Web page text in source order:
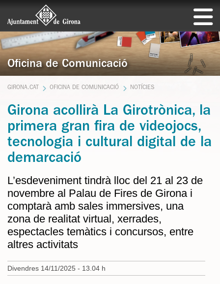
Oficina de Comunicació
GIRONA.CAT OFICINA DE COMUNICACIÓ NOTÍCIES
Girona acollirà La Girotrònica, la
primera gran fira de videojocs,
tecnologia i cultural digital de la
demarcació
L’esdeveniment tindrà lloc del 21 al 23 de
novembre al Palau de Fires de Girona i
comptarà amb sales immersives, una
zona de realitat virtual, xerrades,
espectacles temàtics i concursos, entre
altres activitats
Divendres 14/11/2025 - 13.04 h